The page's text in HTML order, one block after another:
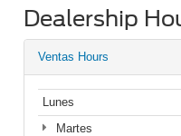
Dealership
Ventas Hours
Lunes
Martes